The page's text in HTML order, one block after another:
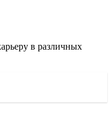
в различных